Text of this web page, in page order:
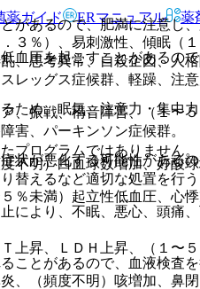
あるので、肥満に注意し
圧を起こすことがあるの
め、眠気、注意力・集中
が悪化する可能性がある
替えるなど適切な処置を行う
より、不眠、悪心、頭痛
とがあるので、血液検査
３％）、易刺激性、傾眠（
、思考異常、自殺企図、人
レッグス症候群、軽躁、注
振戦、構音障害、（１〜
害、パーキンソン症候群。
不明）白血球数増加、好酸
未満）起立性低血圧、心
昇、ＬＤＨ上昇、（１〜
、（頻度不明）咳増加、鼻閉
薬ガイド ERマニュアル 薬
プログラムではありません。